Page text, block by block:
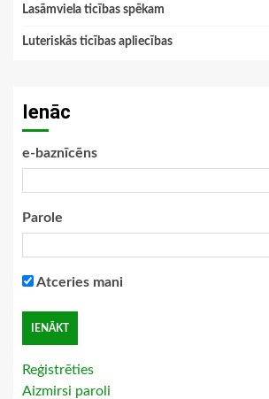
Lasāmviela ticības spēkam
Luteriskās ticības apliecības
Ienāc
e-baznīcēns
Parole
Atceries mani
Reģistrēties
Aizmirsi paroli